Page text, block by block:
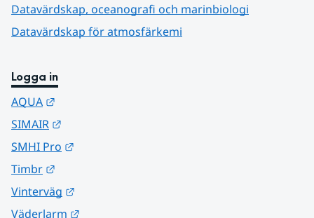
Datavärdskap, oceanografi och marinbiologi
Datavärdskap för atmosfärkemi
Logga in
AQUA
SIMAIR
SMHI Pro
Timbr
Vinterväg
Väderlarm